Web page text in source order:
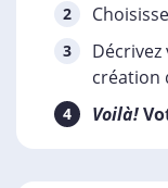
création
Voilà!